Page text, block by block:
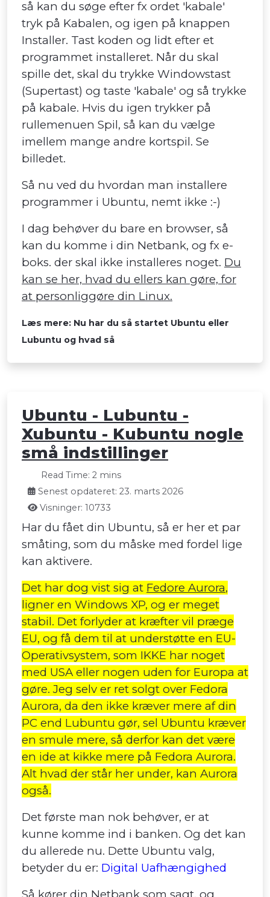
så kan du søge efter fx ordet 'kabale'
tryk på Kabalen, og igen på knappen
Installer. Tast koden og lidt efter et
programmet installeret. Når du skal
spille det, skal du trykke Windowstast
(Supertast) og taste 'kabale' og så trykke
på kabale. Hvis du igen trykker på
rullemenuen Spil, så kan du vælge
imellem mange andre kortspil. Se
billedet.
Så nu ved du hvordan man installere
programmer i Ubuntu, nemt ikke :-)
I dag behøver du bare en browser, så
kan du komme i din Netbank, og fx e-
boks. der skal ikke installeres noget. Du
kan se her, hvad du ellers kan gøre, for
at personliggøre din Linux.
Læs mere: Nu har du så startet Ubuntu eller
Lubuntu og hvad så
Ubuntu - Lubuntu -
Xubuntu - Kubuntu nogle
små indstillinger
Read Time: 2 mins
Senest opdateret: 23. marts 2026
Visninger: 10733
Har du fået din Ubuntu, så er her et par
småting, som du måske med fordel lige
kan aktivere.
Det har dog vist sig at Fedore Aurora,
ligner en Windows XP, og er meget
stabil. Det forlyder at kræfter vil præge
EU, og få dem til at understøtte en EU-
Operativsystem, som IKKE har noget
med USA eller nogen uden for Europa at
gøre. Jeg selv er ret solgt over Fedora
Aurora, da den ikke kræver mere af din
PC end Lubuntu gør, sel Ubuntu kræver
en smule mere, så derfor kan det være
en ide at kikke mere på Fedora Aurora.
Alt hvad der står her under, kan Aurora
også.
Det første man nok behøver, er at
kunne komme ind i banken. Og det kan
du allerede nu. Dette Ubuntu valg,
betyder du er: Digital Uafhængighed
Så kører din Netbank som sagt, og